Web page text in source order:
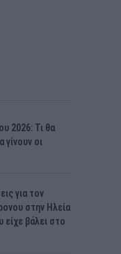
2026: Τι θα
γίνουν οι
για τον
στην Ηλεία
βάλει στο